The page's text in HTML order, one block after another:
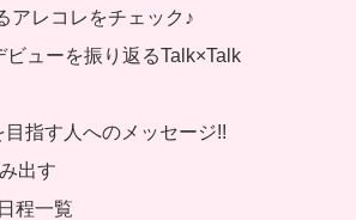
レコレをチェック♪
ューを振り返るTalk×Talk
指す人へのメッセージ!!
出す
程一覧